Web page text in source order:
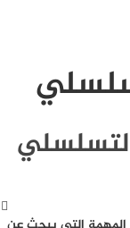
التسلسلي